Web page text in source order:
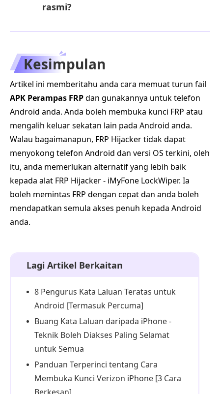
rasmi?
Kesimpulan
Artikel ini memberitahu anda cara memuat turun fail
APK Perampas FRPdan gunakannya untuk telefon
Android anda. Anda boleh membuka kunci FRP atau
mengalih keluar sekatan lain pada Android anda.
Walau bagaimanapun, FRP Hijacker tidak dapat
menyokong telefon Android dan versi OS terkini, oleh
itu, anda memerlukan alternatif yang lebih baik
kepada alat FRP Hijacker - iMyFone LockWiper. Ia
boleh memintas FRP dengan cepat dan anda boleh
mendapatkan semula akses penuh kepada Android
anda.
Lagi Artikel Berkaitan
8 Pengurus Kata Laluan Teratas untuk
Android [Termasuk Percuma]
Buang Kata Laluan daripada iPhone -
Teknik Boleh Diakses Paling Selamat
untuk Semua
Panduan Terperinci tentang Cara
Membuka Kunci Verizon iPhone [3 Cara